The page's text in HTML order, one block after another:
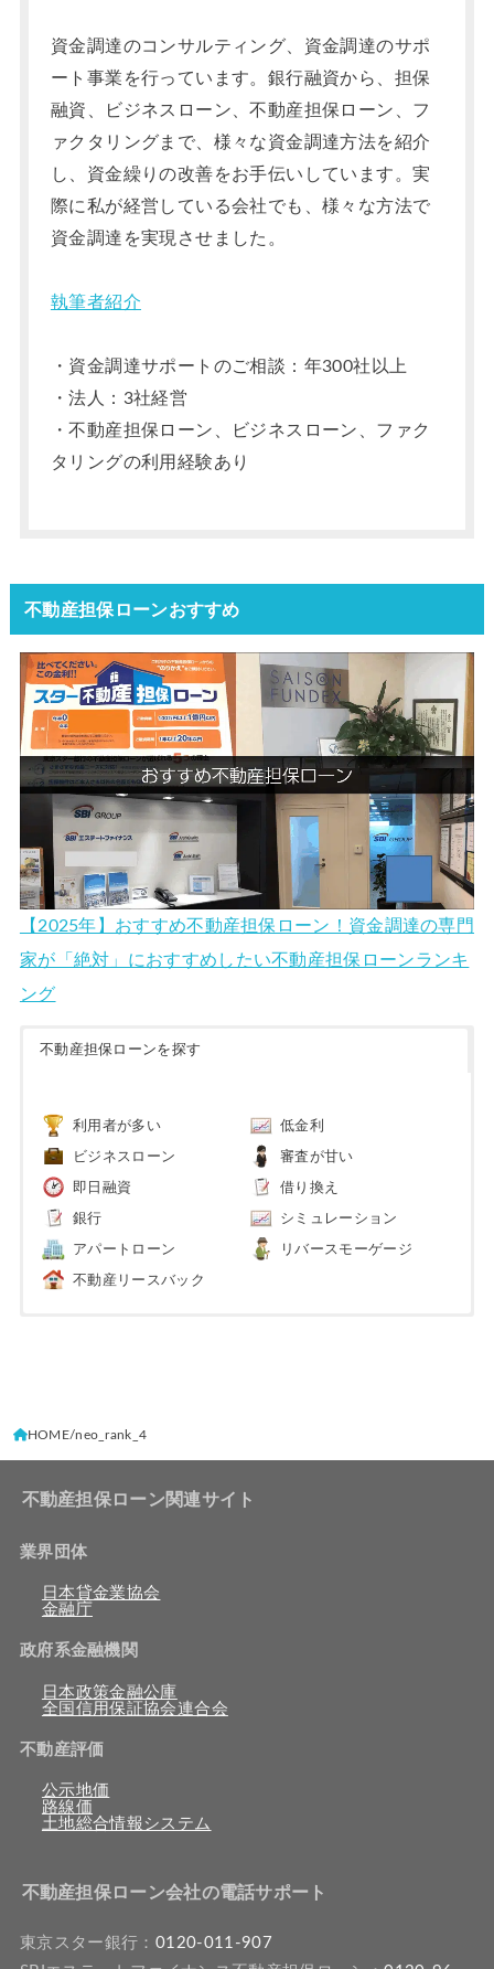
資金調達のコンサルティング、資金調達のサポ
ート事業を行っています。銀行融資から、担保
融資、ビジネスローン、不動産担保ローン、フ
ァクタリングまで、様々な資金調達方法を紹介
し、資金繰りの改善をお手伝いしています。実
際に私が経営している会社でも、様々な方法で
資金調達を実現させました。
執筆者紹介
・資金調達サポートのご相談：年300社以上
・法人：3社経営
・不動産担保ローン、ビジネスローン、ファク
タリングの利用経験あり
不動産担保ローンおすすめ
【2025年】おすすめ不動産担保ローン！資金調達の専門
家が「絶対」におすすめしたい不動産担保ローンランキ
ング
不動産担保ローンを探す
利用者が多い 低金利
ビジネスローン 審査が甘い
即日融資 借り換え
銀行 シミュレーション
アパートローン リバースモーゲージ
不動産リースバック
HOME neo_rank_4
不動産担保ローン関連サイト
業界団体
日本貸金業協会
金融庁
政府系金融機関
日本政策金融公庫
全国信用保証協会連合会
不動産評価
公示地価
路線価
土地総合情報システム
不動産担保ローン会社の電話サポート
東京スター銀行： 0120-011-907